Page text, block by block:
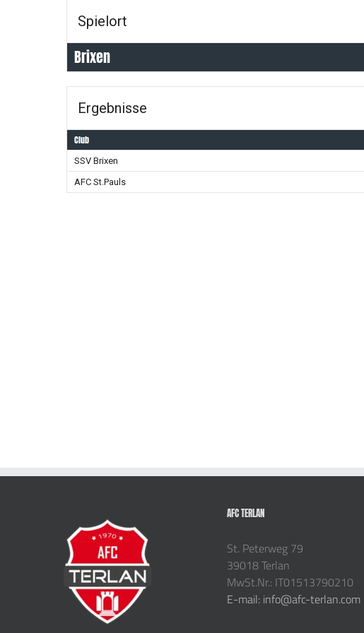
Spielort
Brixen
Ergebnisse
Club
SSV Brixen
AFC St.Pauls
AFC TERLAN
St. Peterweg 79
39018 Terlan
MwSt.Nr.: IT01513790210
E-mail: info@afc-terlan.com